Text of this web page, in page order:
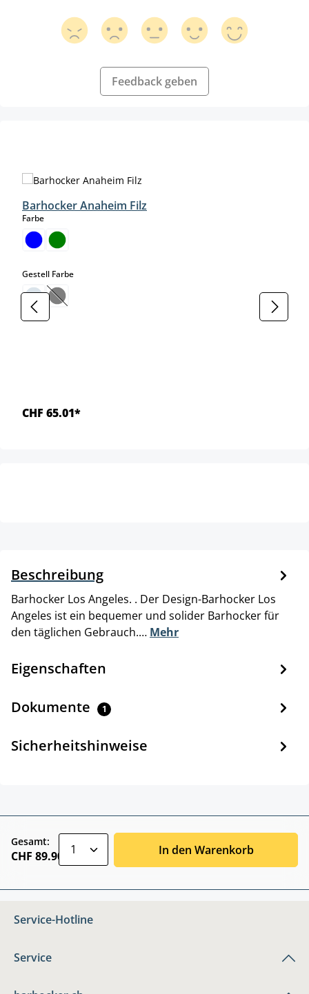
Feedback geben
Barhocker Anaheim Filz
Farbeauswählen
Gestell Farbeauswählen
(Diese Option ist zurzeit nicht verfügbar.)
CHF 65.01*
Beschreibung
Barhocker Los Angeles. . Der Design-Barhocker Los
Angeles ist ein bequemer und solider Barhocker für
den täglichen Gebrauch.… Mehr
Eigenschaften
Dokumente 1
Sicherheitshinweise
Gesamt:
CHF 89.90 In den Warenkorb
Service-Hotline
Service